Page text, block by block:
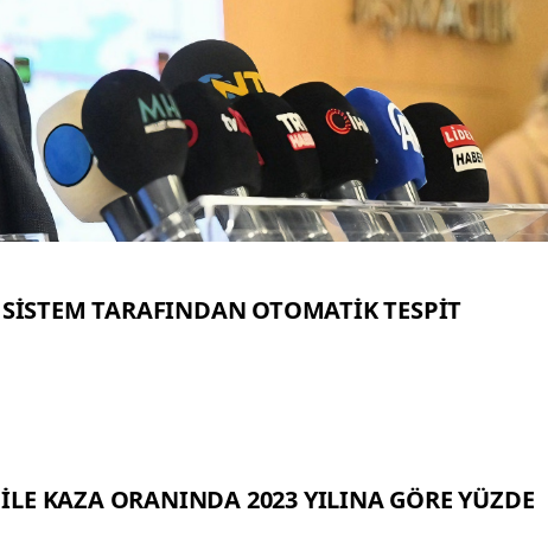
TARAFINDAN OTOMATİK TESPİT
KAZA ORANINDA 2023 YILINA GÖRE YÜZDE